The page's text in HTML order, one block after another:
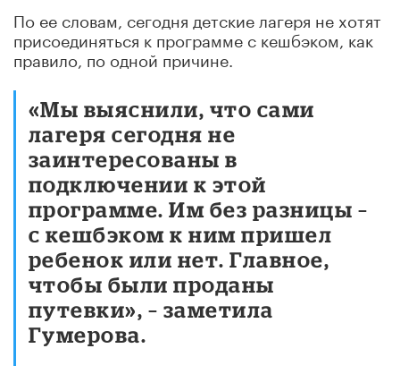
По ее словам, сегодня детские лагеря не хотят
присоединяться к программе с кешбэком, как
правило, по одной причине.
«Мы выяснили, что сами
лагеря сегодня не
заинтересованы в
подключении к этой
программе. Им без разницы –
с кешбэком к ним пришел
ребенок или нет. Главное,
чтобы были проданы
путевки», – заметила
Гумерова.